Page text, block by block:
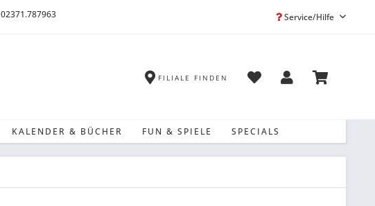
02371.787963 Service/Hilfe
FILIALE FINDEN
KALENDER & BÜCHER FUN & SPIELE SPECIALS